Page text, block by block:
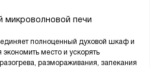
микроволновой печи
полноценный духовой шкаф и
место и ускорять
размораживания, запекания